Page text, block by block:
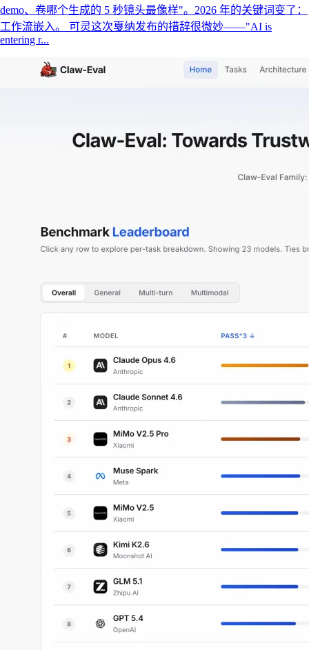
demo、卷哪个生成的 5 秒镜头最像样"。2026 年的关键词变了：
工作流嵌入。 可灵这次戛纳发布的措辞很微妙——"AI is
entering r...